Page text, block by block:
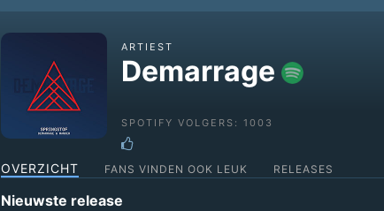
ARTIEST
Demarrage
SPOTIFY VOLGERS: 1003
OVERZICHT FANS VINDEN OOK LEUK RELEASES
Nieuwste release